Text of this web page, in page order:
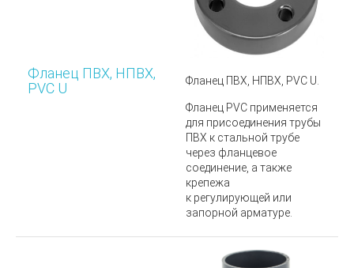
Фланец ПВХ, НПВХ,
PVC U
Фланец ПВХ, НПВХ, PVC U.
Фланец PVC применяется
для присоединения трубы
ПВХ к стальной трубе
через фланцевое
соединение, а также
крепежа
к регулирующей или
запорной арматуре.